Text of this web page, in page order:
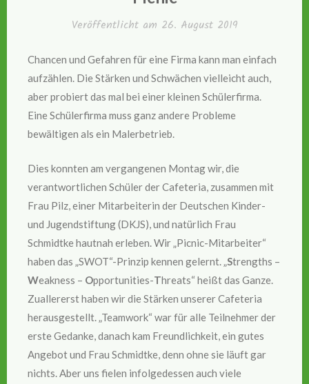
Veröffentlicht am 26. August 2019
Chancen und Gefahren für eine Firma kann man einfach
aufzählen. Die Stärken und Schwächen vielleicht auch,
aber probiert das mal bei einer kleinen Schülerfirma.
Eine Schülerfirma muss ganz andere Probleme
bewältigen als ein Malerbetrieb.
Dies konnten am vergangenen Montag wir, die
verantwortlichen Schüler der Cafeteria, zusammen mit
Frau Pilz, einer Mitarbeiterin der Deutschen Kinder-
und Jugendstiftung (DKJS), und natürlich Frau
Schmidtke hautnah erleben. Wir „Picnic-Mitarbeiter“
haben das „SWOT“-Prinzip kennen gelernt. „Strengths –
Weakness – Opportunities-Threats“ heißt das Ganze.
Zuallererst haben wir die Stärken unserer Cafeteria
herausgestellt. „Teamwork“ war für alle Teilnehmer der
erste Gedanke, danach kam Freundlichkeit, ein gutes
Angebot und Frau Schmidtke, denn ohne sie läuft gar
nichts. Aber uns fielen infolgedessen auch viele